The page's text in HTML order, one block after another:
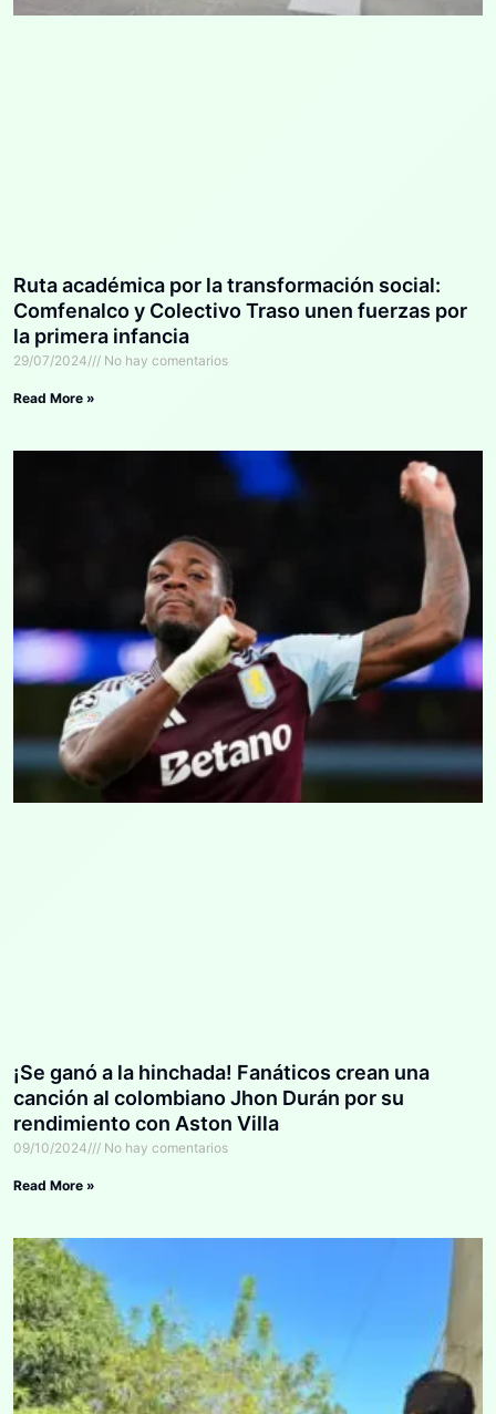
Ruta académica por la transformación social:
Comfenalco y Colectivo Traso unen fuerzas por
la primera infancia
29/07/2024 No hay comentarios
Read More »
¡Se ganó a la hinchada! Fanáticos crean una
canción al colombiano Jhon Durán por su
rendimiento con Aston Villa
09/10/2024 No hay comentarios
Read More »